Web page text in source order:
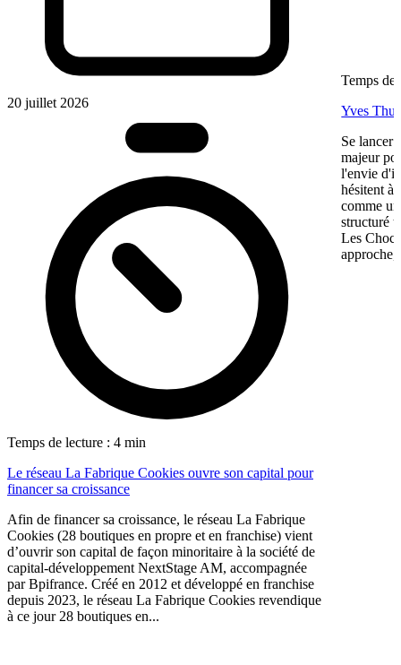
20 juillet 2026
Temps de lecture : 4 min
Le réseau La Fabrique Cookies ouvre son capital pour
financer sa croissance
Afin de financer sa croissance, le réseau La Fabrique
Cookies (28 boutiques en propre et en franchise) vient
d’ouvrir son capital de façon minoritaire à la société de
capital-développement NextStage AM, accompagnée
par Bpifrance. Créé en 2012 et développé en franchise
depuis 2023, le réseau La Fabrique Cookies revendique
à ce jour 28 boutiques en...
Temps de
Yves
Se lancer
majeur
l'envie
hésitent à
comme
structuré
Les
approche,